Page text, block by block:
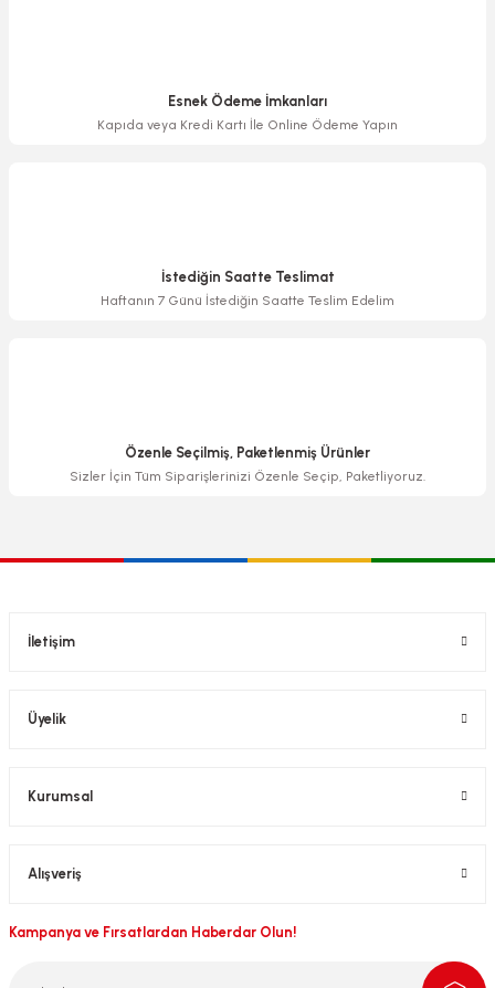
Esnek Ödeme İmkanları
Kapıda veya Kredi Kartı İle Online Ödeme Yapın
İstediğin Saatte Teslimat
Haftanın 7 Günü İstediğin Saatte Teslim Edelim
Özenle Seçilmiş, Paketlenmiş Ürünler
Sizler İçin Tüm Siparişlerinizi Özenle Seçip, Paketliyoruz.
İletişim
Üyelik
Kurumsal
Alışveriş
Kampanya ve Fırsatlardan Haberdar Olun!